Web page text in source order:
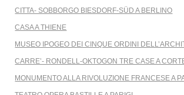
CITTA- SOBBORGO BIESDORF-SÜD A BERLINO
CASA A THIENE
MUSEO IPOGEO DEI CINQUE ORDINI
CARRE’- RONDELL-OKTOGON TRE CASE A
MONUMENTO ALLA RIVOLUZIONE FRANCESE A